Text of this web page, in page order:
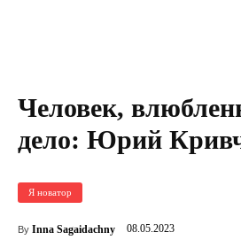
Человек,
дело: Юрий
Я новатор
By Inna Sagaidachny 08.05.2023